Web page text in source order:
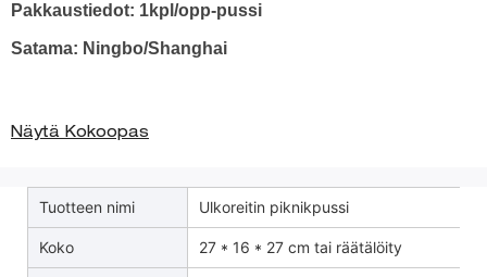
Pakkaustiedot: 1kpl/opp-pussi
Satama: Ningbo/Shanghai
Näytä Kokoopas
Tuotteen nimi Ulkoreitin piknikpussi
Koko 27 * 16 * 27 cm tai räätälöity